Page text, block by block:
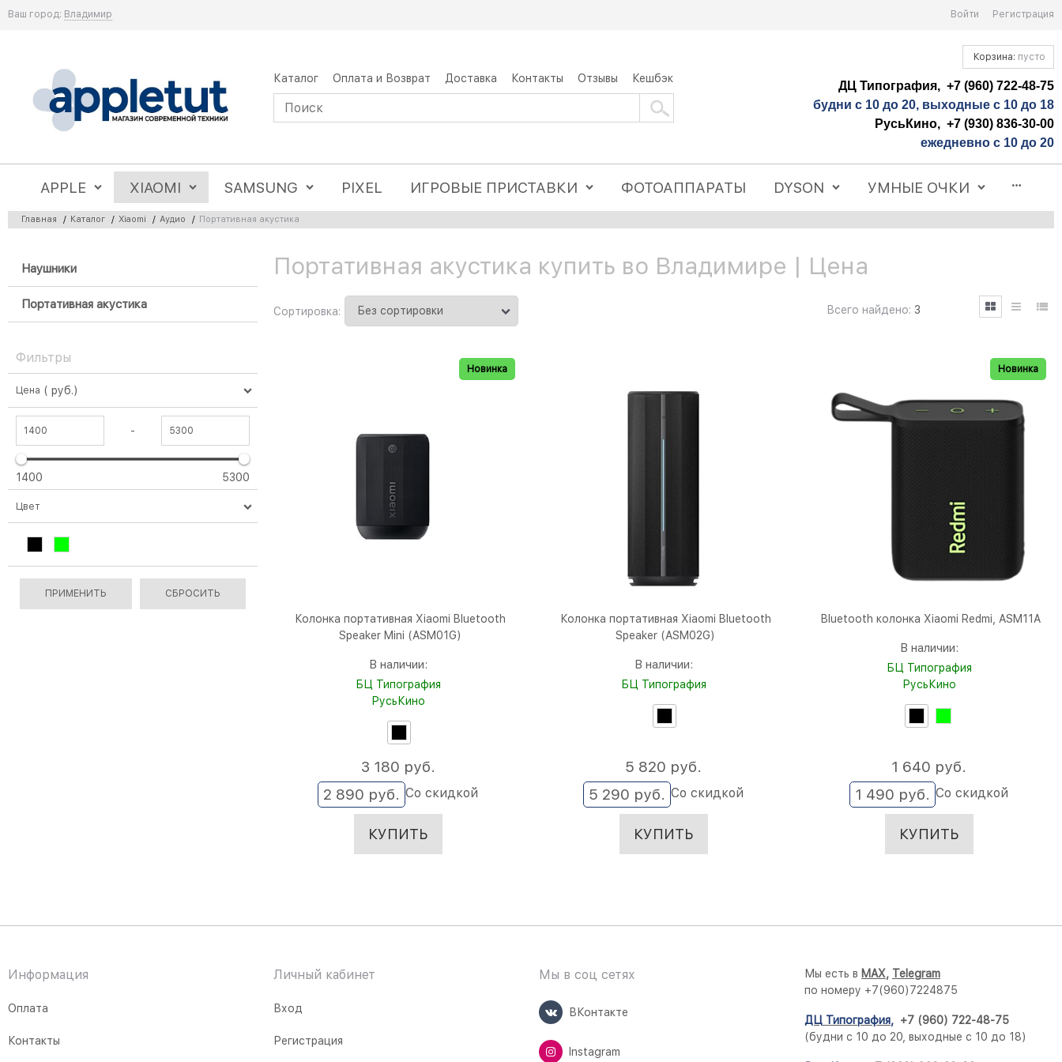
Ваш город: Владимир Войти Регистрация
Каталог Оплата и Возврат Доставка Контакты Отзывы Кешбэк
Корзина: пусто
ДЦ Типография, +7 (960) 722-48-75
будни с 10 до 20, выходные с 10 до 18
РусьКино, +7 (930) 836-30-00
ежедневно с 10 до 20
APPLE XIAOMI SAMSUNG PIXEL ИГРОВЫЕ ПРИСТАВКИ ФОТОАППАРАТЫ DYSON УМНЫЕ ОЧКИ
Главная / Каталог / Xiaomi / Аудио / Портативная акустика
Наушники
Портативная акустика
Фильтры
Цена ( руб.)
-
1400 5300
Цвет
Найдено товаров: Портативная акустика купить во Владимире | Цена
Сортировка: Всего найдено: 3
Колонка портативная Xiaomi Bluetooth
Speaker Mini (ASM01G)
В наличии:
БЦ Типография
РусьКино
Новинка
2 890 руб. Со скидкой
3 180 руб.
КУПИТЬ
Колонка портативная Xiaomi Bluetooth
Speaker (ASM02G)
В наличии:
БЦ Типография
5 290 руб. Со скидкой
5 820 руб.
КУПИТЬ
Bluetooth колонка Xiaomi Redmi, ASM11A
В наличии:
БЦ Типография
РусьКино
Новинка
1 490 руб. Со скидкой
1 640 руб.
КУПИТЬ
Информация
Оплата
Контакты
Личный кабинет
Вход
Регистрация
Мы в соц сетях
ВКонтакте
Instagram
Мы есть в MAX, Telegram
по номеру +7(960)7224875
ДЦ Типография, +7 (960) 722-48-75
(будни с 10 до 20, выходные с 10 до 18)